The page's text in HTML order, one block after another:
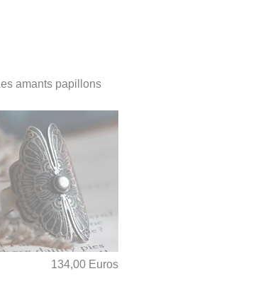
amants papillons
134,00 Euros